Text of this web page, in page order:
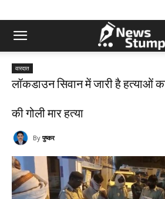
वारदात
लॉकडाउन सिवान में जारी है हत्याओं
की गोली मार हत्या
By पुष्कर